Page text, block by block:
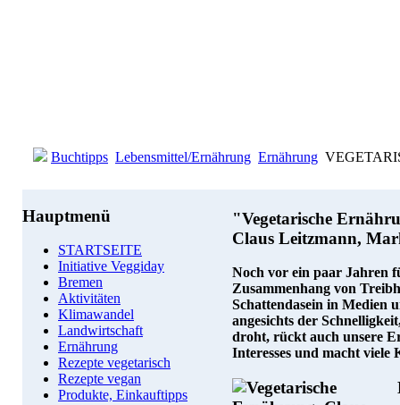
Buchtipps Lebensmittel/Ernährung Ernährung
Hauptmenü
STARTSEITE
Initiative Veggiday
Bremen
Aktivitäten
Klimawandel
Landwirtschaft
Ernährung
Rezepte vegetarisch
Rezepte vegan
Produkte, Einkauftipps
"Vegetarische
Claus Leitzmann,
Noch vor ein paar Jahren
Zusammenhang von
Schattendasein in Medien
angesichts der
droht, rückt auch unsere
Interesses und macht viele